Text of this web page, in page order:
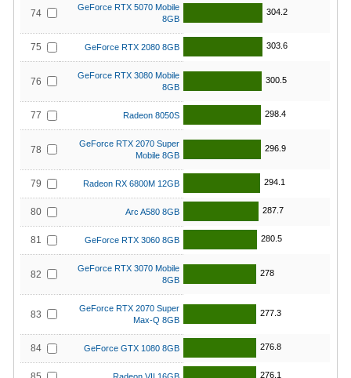
74
GeForce RTX 5070 Mobile
8GB
304.2
75 GeForce RTX 2080 8GB 303.6
76
GeForce RTX 3080 Mobile
8GB
300.5
77 Radeon 8050S 298.4
78
GeForce RTX 2070 Super
Mobile 8GB
296.9
79 Radeon RX 6800M 12GB 294.1
80 Arc A580 8GB 287.7
81 GeForce RTX 3060 8GB 280.5
82
GeForce RTX 3070 Mobile
8GB
278
83
GeForce RTX 2070 Super
Max-Q 8GB
277.3
84 GeForce GTX 1080 8GB 276.8
276.1